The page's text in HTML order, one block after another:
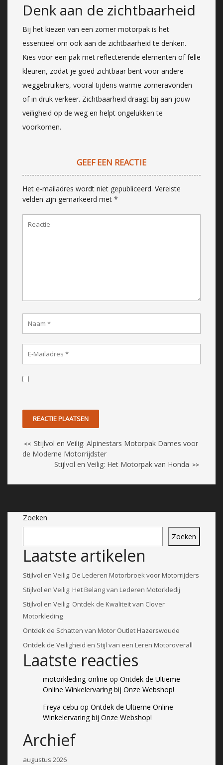
Denk aan de zichtbaarheid
Bij het kiezen van een zomer motorpak is het
essentieel om ook aan de zichtbaarheid te denken.
Kies voor een pak met reflecterende elementen of felle
kleuren, zodat je goed zichtbaar bent voor andere
weggebruikers, vooral tijdens warme zomeravonden
of in druk verkeer. Zichtbaarheid draagt bij aan jouw
veiligheid op de weg en helpt ongelukken te
voorkomen.
GEEF EEN REACTIE
Het e-mailadres wordt niet gepubliceerd. Vereiste
velden zijn gemarkeerd met *
<< Stijlvol en Veilig: Alpinestars Motorpak Dames voor
de Moderne Motorrijdster
Stijlvol en Veilig: Het Motorpak van Honda >>
Zoeken
Zoeken
Laatste artikelen
Stijlvol en Veilig: De Lederen Motorbroek voor Motorrijders
Stijlvol en Veilig: Het Belang van Lederen Motorkledij
Stijlvol en Veilig: Ontdek de Kwaliteit van Clover
Motorkleding
Ontdek de Schatten van Motor Outlet Hazerswoude
Ontdek de Veiligheid en Stijl van een Leren Motoroverall
Laatste reacties
motorkleding-online op Ontdek de Ultieme
Online Winkelervaring bij Onze Webshop!
Freya cebu op Ontdek de Ultieme Online
Winkelervaring bij Onze Webshop!
Archief
augustus 2026